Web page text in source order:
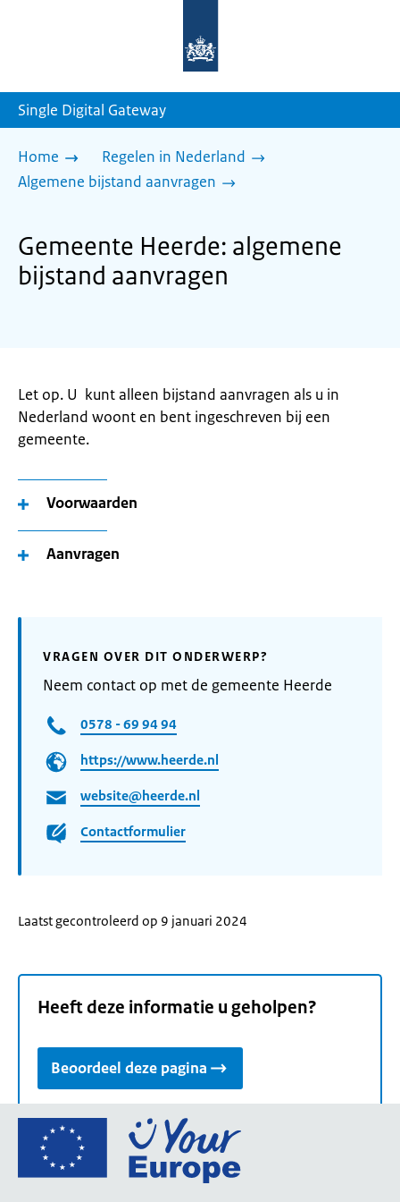
homepage
Single Digital Gateway
Home
Regelen in Nederland
Algemene bijstand aanvragen
Gemeente Heerde: algemene
bijstand aanvragen
Let op. U kunt alleen bijstand aanvragen als u in
Nederland woont en bent ingeschreven bij een
gemeente.
Voorwaarden
Aanvragen
VRAGEN OVER DIT ONDERWERP?
Neem contact op met de gemeente Heerde
0578 - 69 94 94
https://www.heerde.nl
website@heerde.nl
Contactformulier
Laatst gecontroleerd op 9 januari 2024
Heeft deze informatie u geholpen?
Beoordeel deze pagina
Ga
de